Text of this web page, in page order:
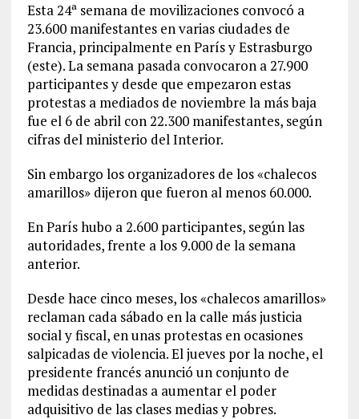
Esta 24ª semana de movilizaciones convocó a
23.600 manifestantes en varias ciudades de
Francia, principalmente en París y Estrasburgo
(este). La semana pasada convocaron a 27.900
participantes y desde que empezaron estas
protestas a mediados de noviembre la más baja
fue el 6 de abril con 22.300 manifestantes, según
cifras del ministerio del Interior.
Sin embargo los organizadores de los «chalecos
amarillos» dijeron que fueron al menos 60.000.
En París hubo a 2.600 participantes, según las
autoridades, frente a los 9.000 de la semana
anterior.
Desde hace cinco meses, los «chalecos amarillos»
reclaman cada sábado en la calle más justicia
social y fiscal, en unas protestas en ocasiones
salpicadas de violencia. El jueves por la noche, el
presidente francés anunció un conjunto de
medidas destinadas a aumentar el poder
adquisitivo de las clases medias y pobres.